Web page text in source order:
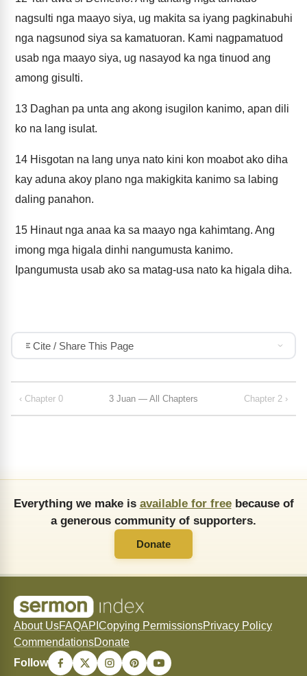
nagsulti nga maayo siya, ug makita sa iyang pagkinabuhi
nga nagsunod siya sa kamatuoran. Kami nagpamatuod
usab nga maayo siya, ug nasayod ka nga tinuod ang
among gisulti.
13 Daghan pa unta ang akong isugilon kanimo, apan dili
ko na lang isulat.
14 Hisgotan na lang unya nato kini kon moabot ako diha
kay aduna akoy plano nga makigkita kanimo sa labing
daling panahon.
15 Hinaut nga anaa ka sa maayo nga kahimtang. Ang
imong mga higala dinhi nangumusta kanimo.
Ipangumusta usab ako sa matag-usa nato ka higala diha.
Cite / Share This Page
‹ Chapter 0 3 Juan — All Chapters Chapter 2 ›
Everything we make is available for freebecause of
a generous community of supporters.
Donate
About UsFAQAPI Copying PermissionsPrivacy Policy
CommendationsDonate
Follow